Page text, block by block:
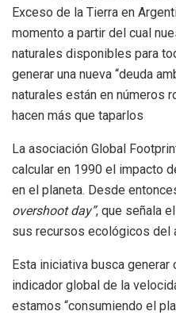
Exceso de la Tierra en
momento a partir del cual
naturales disponibles para
generar una nueva “deuda
naturales están en números
hacen más que taparlos
La asociación Global
calcular en 1990 el impacto
en el planeta. Desde
overshoot day”, que señala
sus recursos ecológicos del
Esta iniciativa busca generar
indicador global de la
estamos “consumiendo el